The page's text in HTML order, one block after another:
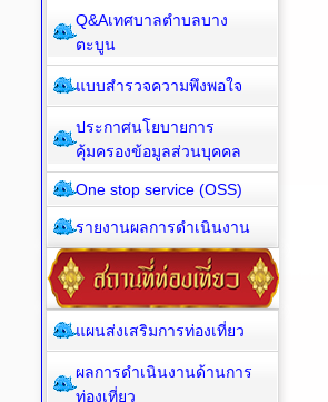
Q&Aเทศบาลตำบลบาง
ตะบูน
แบบสำรวจความพึงพอใจ
ประกาศนโยบายการ
คุ้มครองข้อมูลส่วนบุคคล
One stop service (OSS)
รายงานผลการดำเนินงาน
แผนส่งเสริมการท่องเที่ยว
ผลการดำเนินงานด้านการ
ท่องเที่ยว